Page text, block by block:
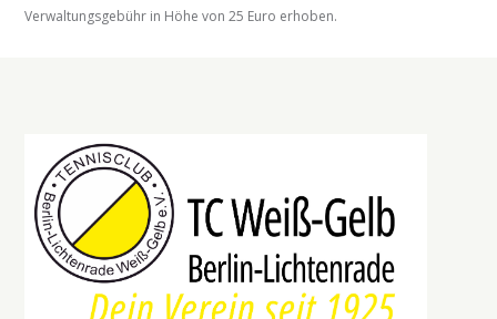
Verwaltungsgebühr in Höhe von 25 Euro erhoben.